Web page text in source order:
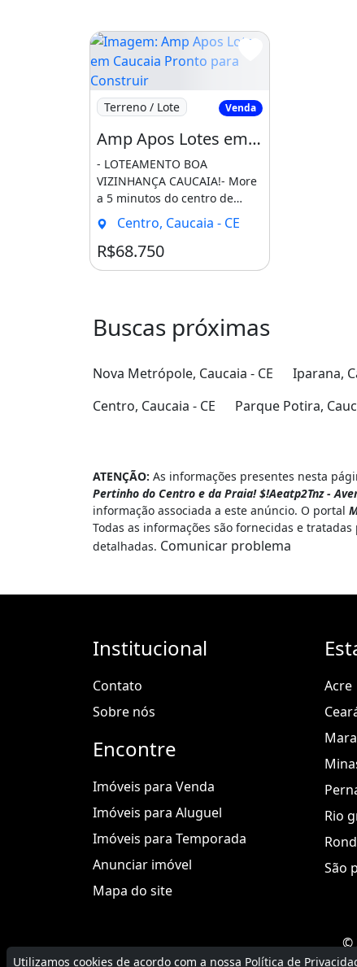
Imagem: Amp Apos Lotes em Caucaia
Terreno / Lote Venda
Amp Apos Lotes em Caucaia Pronto para Construir Pertinho do Centro e da Praia. Hebreus
- LOTEAMENTO BOA
VIZINHANÇA CAUCAIA!- More
a 5 minutos do centro de
Caucaia e da praia.-
Liberamos [...]
Centro, Caucaia - CE
R$68.750
Buscas próximas
Nova Metrópole, Caucaia - CE Iparana,
Centro, Caucaia - CE
Parque Potira,
ATENÇÃO: As informações presentes nesta
Pertinho do Centro e da Praia! $!Aeatp2Tnz -
informação associada a este anúncio. O portal
Todas as informações são fornecidas e
detalhadas. Comunicar problema
Institucional
Contato
Sobre nós
Encontre
Imóveis para Venda
Imóveis para Aluguel
Imóveis para Temporada
Anunciar imóvel
Mapa do site
Acre
Rio
São
©
Utilizamos cookies de acordo com a nossa Política de